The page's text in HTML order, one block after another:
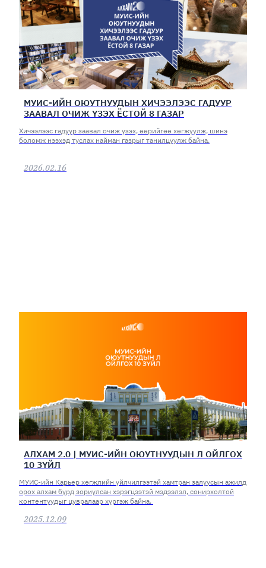
МУИС-ИЙН ОЮУТНУУДЫН ХИЧЭЭЛЭЭС ГАДУУР
ЗААВАЛ ОЧИЖ ҮЗЭХ ЁСТОЙ 8 ГАЗАР
Хичээлээс гадуур заавал очиж үзэх, өөрийгөө хөгжүүлж, шинэ
боломж нээхэд туслах найман газрыг танилцуулж байна.
2026.02.16
АЛХАМ 2.0 | МУИС-ИЙН ОЮУТНУУДЫН Л ОЙЛГОХ
10 ЗҮЙЛ
МУИС-ийн Карьер хөгжлийн үйлчилгээтэй хамтран залуусын ажилд
орох алхам бүрд зориулсан хэрэгцээтэй мэдээлэл, сонирхолтой
контентуудыг цувралаар хүргэж байна.
2025.12.09